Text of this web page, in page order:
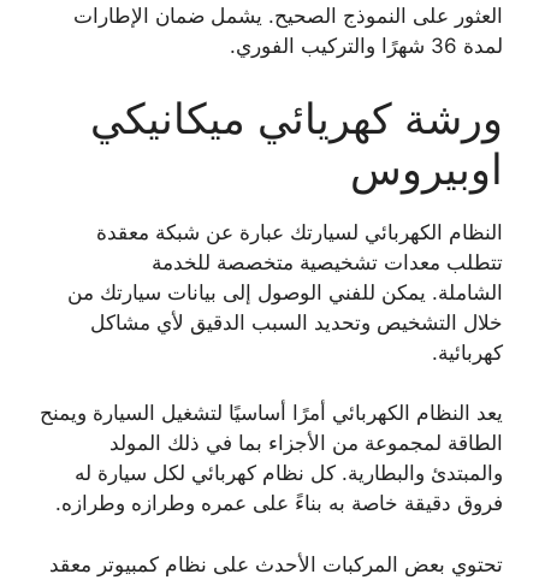
العثور على النموذج الصحيح. يشمل ضمان الإطارات
لمدة 36 شهرًا والتركيب الفوري.
ورشة كهريائي ميكانيكي
اوبيروس
النظام الكهربائي لسيارتك عبارة عن شبكة معقدة
تتطلب معدات تشخيصية متخصصة للخدمة
الشاملة. يمكن للفني الوصول إلى بيانات سيارتك من
خلال التشخيص وتحديد السبب الدقيق لأي مشاكل
كهربائية.
يعد النظام الكهربائي أمرًا أساسيًا لتشغيل السيارة ويمنح
الطاقة لمجموعة من الأجزاء بما في ذلك المولد
والمبتدئ والبطارية. كل نظام كهربائي لكل سيارة له
فروق دقيقة خاصة به بناءً على عمره وطرازه وطرازه.
تحتوي بعض المركبات الأحدث على نظام كمبيوتر معقد